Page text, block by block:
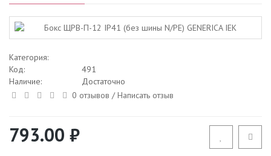
Категория:
Код:
491
Наличие:
Достаточно
0 отзывов /Написать отзыв
793.00 ₽